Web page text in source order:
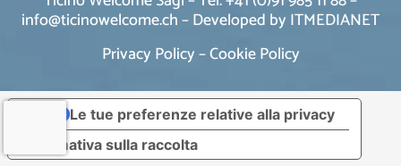
info@ticinowelcome.ch –Developed by ITMEDIANET
Privacy Policy–Cookie Policy
Informativa sulla raccolta
Le tue preferenze relative alla privacy